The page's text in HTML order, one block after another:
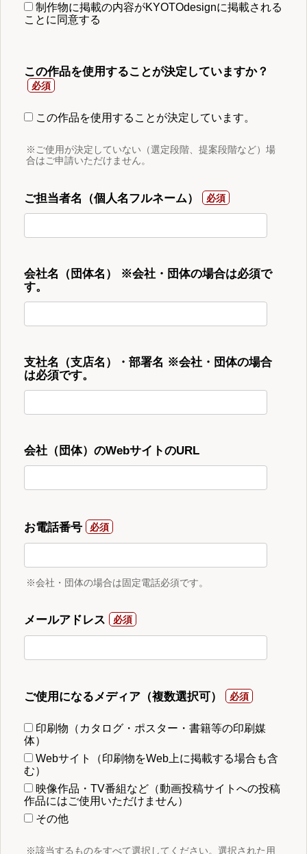
制作物に掲載の内容がKYOTOdesignに掲載される
ことに同意する
この作品を使用することが決定していますか？
この作品を使用することが決定しています。
※ご使用が決定していない（選定段階、提案段階など）場
合はご申請いただけません。
ご担当者名（個人名フルネーム）
会社名（団体名） ※会社・団体の場合は必須で
す。
支社名（支店名）・部署名 ※会社・団体の場合
は必須です。
会社（団体）のWebサイトのURL
お電話番号
※会社・団体の場合は固定電話必須です。
メールアドレス
ご使用になるメディア（複数選択可）
印刷物（カタログ・ポスター・書籍等の印刷媒
体）
Webサイト（印刷物をWeb上に掲載する場合も含
む）
映像作品・TV番組など（動画投稿サイトへの投稿
作品にはご使用いただけません）
その他
※該当するものをすべて選択してください。選択された用